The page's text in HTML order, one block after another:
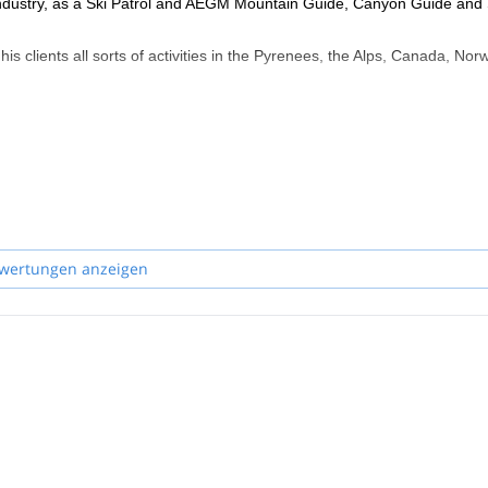
clients all sorts of activities in the Pyrenees, the Alps, Canada,
in speaking French, English or Italian.
as Running Wild...
(IMMED)
ESPACIOS.
anzeigen